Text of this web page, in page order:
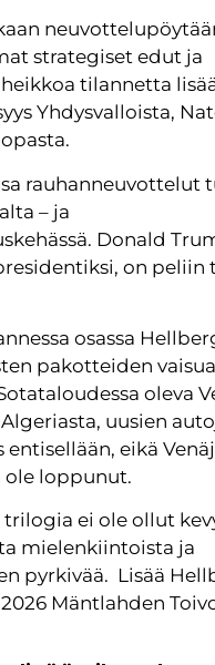
strategiset edut ja
tilannetta
Yhdysvalloista,
rauhanneuvottelut
– ja
Donald
on peliin
osassa
pakotteiden vaisua
oleva
uusien
entisellään, eikä
ole loppunut.
ei ole ollut
mielenkiintoista ja
pyrkivää. Lisää
Mäntlahden